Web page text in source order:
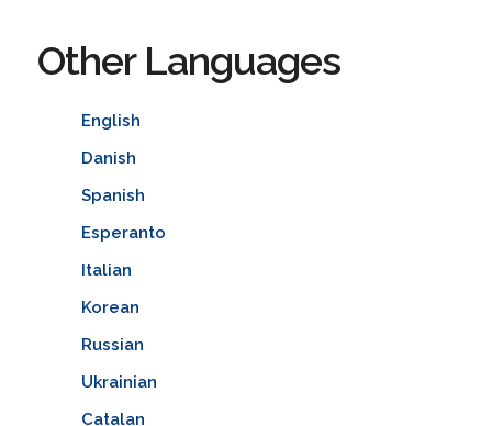
Other Languages
English
Danish
Spanish
Esperanto
Italian
Korean
Russian
Ukrainian
Catalan